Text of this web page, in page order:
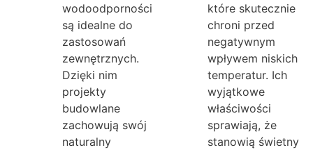
wodoodporności
są idealne do
zastosowań
zewnętrznych.
Dzięki nim
projekty
budowlane
zachowują swój
naturalny
które skutecznie
chroni przed
negatywnym
wpływem niskich
temperatur. Ich
wyjątkowe
właściwości
sprawiają, że
stanowią świetny